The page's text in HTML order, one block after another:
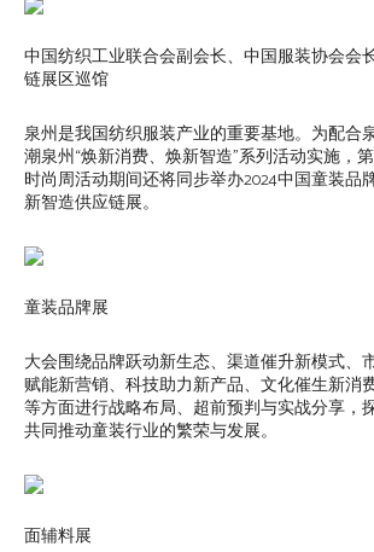
中国纺织工业联合会副会长、中国服装协会会
链展区巡馆
泉州是我国纺织服装产业的重要基地。为配合
潮泉州“焕新消费、焕新智造”系列活动实施，
时尚周活动期间还将同步举办2024中国童装品
新智造供应链展。
童装品牌展
大会围绕品牌跃动新生态、渠道催升新模式、
赋能新营销、科技助力新产品、文化催生新消
等方面进行战略布局、超前预判与实战分享，
共同推动童装行业的繁荣与发展。
面辅料展